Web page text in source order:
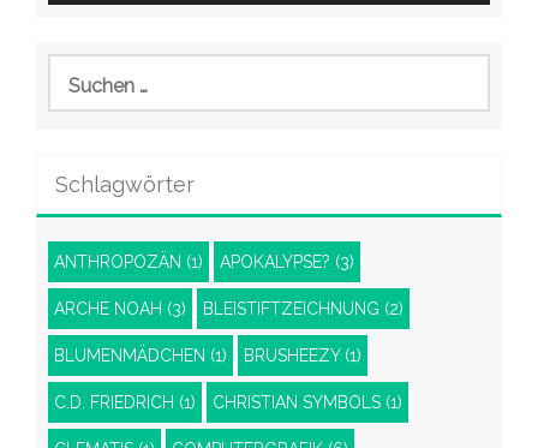
nach:
Schlagwörter
ANTHROPOZÄN (1) APOKALYPSE? (3)
ARCHE NOAH (3) BLEISTIFTZEICHNUNG (2)
BLUMENMÄDCHEN (1) BRUSHEEZY(1)
C.D. FRIEDRICH (1) CHRISTIAN SYMBOLS (1)